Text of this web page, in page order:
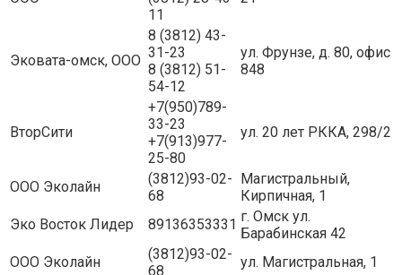
11
Эковата-омск, ООО
8 (3812) 43-
31-23
8 (3812) 51-
54-12
ул. Фрунзе, д. 80, офис
848
ВторСити
+7(950)789-
33-23
+7(913)977-
25-80
ул. 20 лет РККА, 298/2
ООО Эколайн
(3812)93-02-
68
Магистральный,
Кирпичная, 1
Эко Восток Лидер
89136353331 г. Омск ул.
Барабинская 42
ООО Эколайн
(3812)93-02-
68
ул. Магистральная, 1